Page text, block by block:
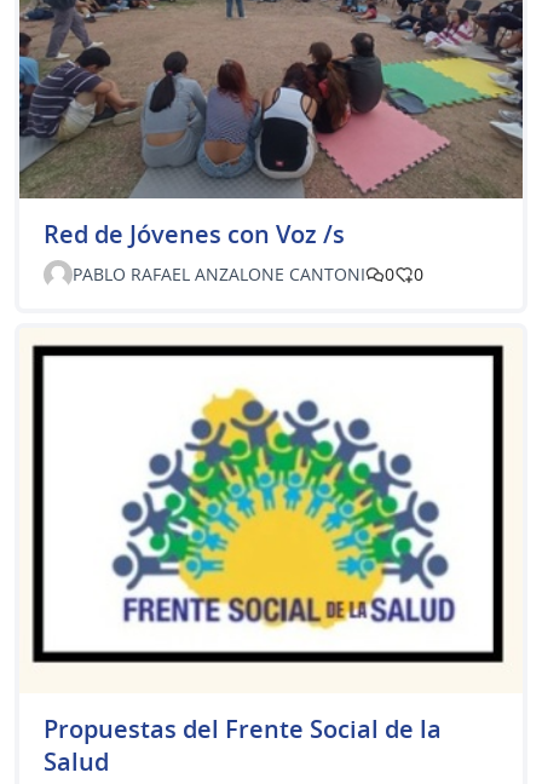
Red de Jóvenes con Voz /s
PABLO RAFAEL ANZALONE CANTONI 0 0
Propuestas del Frente Social de la
Salud